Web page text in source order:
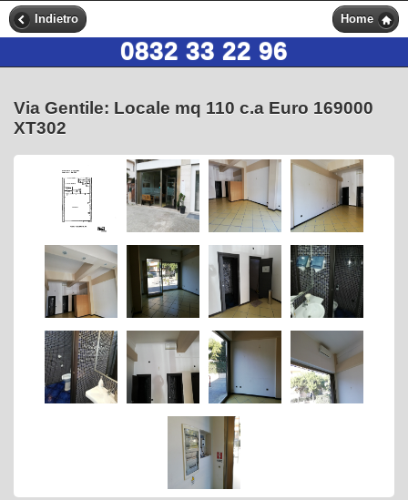
Indietro Home
0832 33 22 96
Via Gentile: Locale mq 110 c.a Euro 169000
XT302